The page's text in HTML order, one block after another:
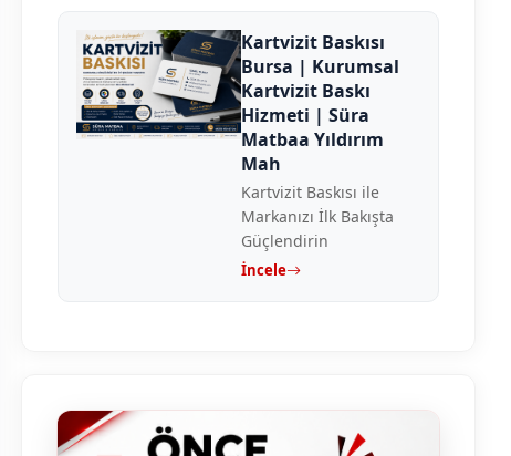
Kartvizit Baskısı
Bursa | Kurumsal
Kartvizit Baskı
Hizmeti | Süra
Matbaa Yıldırım
Mah
Kartvizit Baskısı ile
Markanızı İlk Bakışta
Güçlendirin
İncele